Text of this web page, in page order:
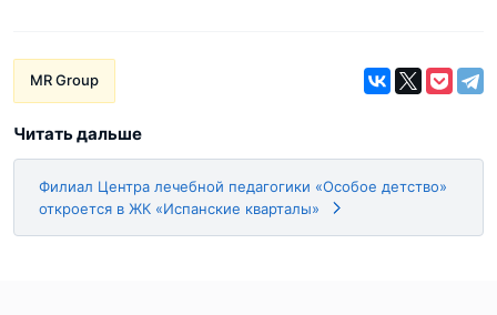
MR Group
Читать дальше
Филиал Центра лечебной педагогики «Особое детство»
откроется в ЖК «Испанские кварталы»